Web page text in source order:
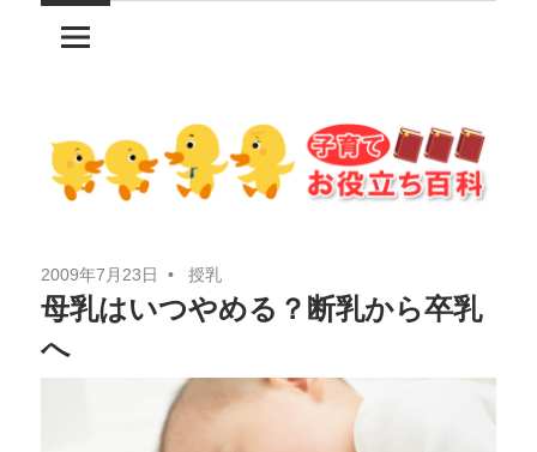
ツ
へ
ッ
プ
2009年7月23日 授乳
母乳はいつやめる？断乳から卒乳
へ